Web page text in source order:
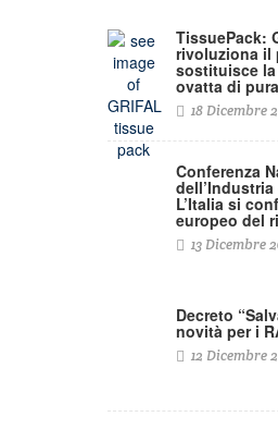
TissuePack:
rivoluziona il
sostituisce
ovatta di
18 Dicembre
Conferenza
L’Italia si
europeo del
13 Dicembre
Decreto
novità per i
12 Dicembre